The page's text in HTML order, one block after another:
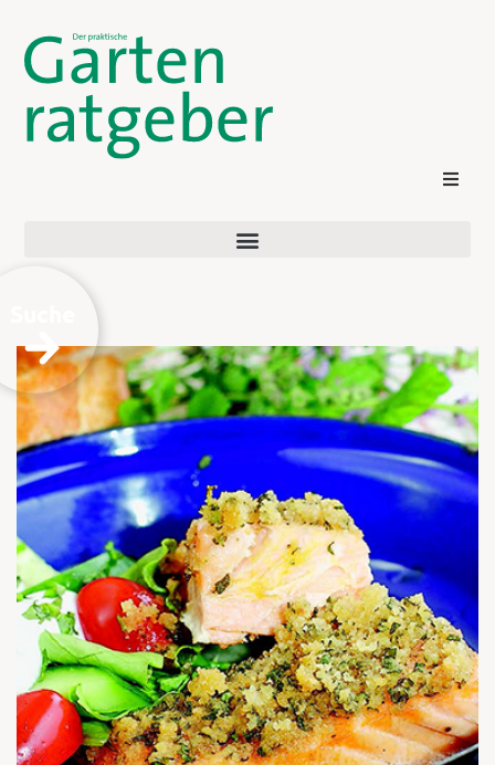
Kontakt
Login
Shop